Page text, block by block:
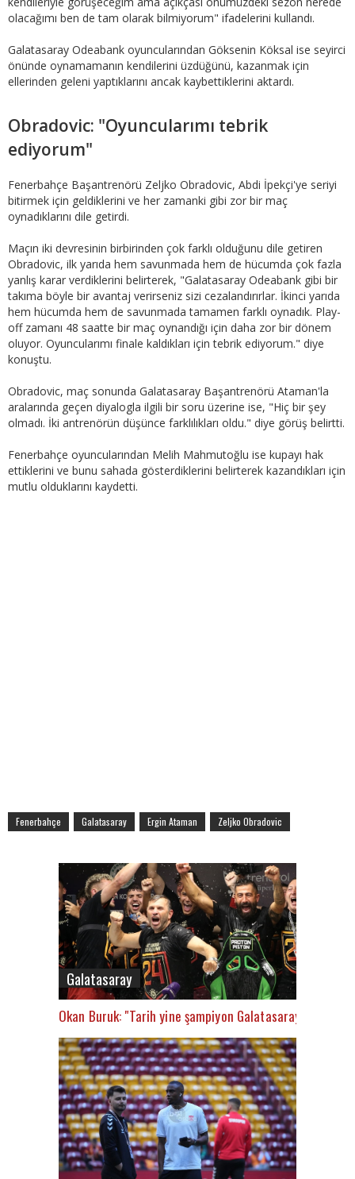
olacağımı ben de tam olarak bilmiyorum" ifadelerini kullandı.
Galatasaray Odeabank oyuncularından Göksenin Köksal ise seyirci
önünde oynamamanın kendilerini üzdüğünü, kazanmak için
ellerinden geleni yaptıklarını ancak kaybettiklerini aktardı.
Obradovic: "Oyuncularımı tebrik
ediyorum"
Fenerbahçe Başantrenörü Zeljko Obradovic, Abdi İpekçi'ye seriyi
bitirmek için geldiklerini ve her zamanki gibi zor bir maç
oynadıklarını dile getirdi.
Maçın iki devresinin birbirinden çok farklı olduğunu dile getiren
Obradovic, ilk yarıda hem savunmada hem de hücumda çok fazla
yanlış karar verdiklerini belirterek, "Galatasaray Odeabank gibi bir
takıma böyle bir avantaj verirseniz sizi cezalandırırlar. İkinci yarıda
hem hücumda hem de savunmada tamamen farklı oynadık. Play-
off zamanı 48 saatte bir maç oynandığı için daha zor bir dönem
oluyor. Oyuncularımı finale kaldıkları için tebrik ediyorum." diye
konuştu.
Obradovic, maç sonunda Galatasaray Başantrenörü Ataman'la
aralarında geçen diyalogla ilgili bir soru üzerine ise, "Hiç bir şey
olmadı. İki antrenörün düşünce farklılıkları oldu." diye görüş belirtti.
Fenerbahçe oyuncularından Melih Mahmutoğlu ise kupayı hak
ettiklerini ve bunu sahada gösterdiklerini belirterek kazandıkları için
mutlu olduklarını kaydetti.
Fenerbahçe Galatasaray Ergin Ataman Zeljko Obradovic
Galatasaray
Okan Buruk: "Tarih yine şampiyon Galatasaray’ı